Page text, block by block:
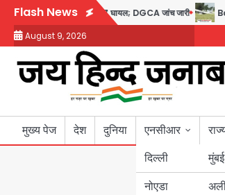
Skip
content
Flash News
टेस्ट पॉजिटिव, 17 घायल; DGCA जांच जारी
August 9, 2026
मुख्य पेज देश दुनिया
एनसीआर
दिल्ली
नोएडा
मुंबई